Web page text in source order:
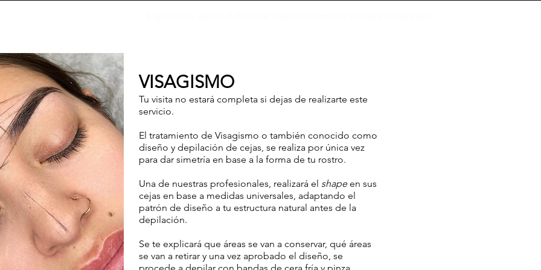
VISAGISMO
Tu visita no estará completa si dejas de realizarte este
servicio.
El tratamiento de Visagismo o también conocido como
diseño y depilación de cejas, se realiza por única vez
para dar simetría en base a la forma de tu rostro.
Una de nuestras profesionales, realizará el shapeen sus
cejas en base a medidas universales, adaptando el
patrón de diseño a tu estructura natural antes de la
depilación.
Se te explicará que áreas se van a conservar, qué áreas
se van a retirar y una vez aprobado el diseño, se